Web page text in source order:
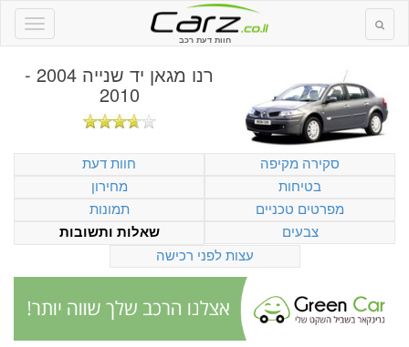
חוות דעת רכב
רנו מגאן יד שנייה 2004 -
2010
סקירה מקיפה
חוות דעת
בטיחות
מחירון
מפרטים טכניים
תמונות
צבעים
שאלות ותשובות
עצות לפני רכישה